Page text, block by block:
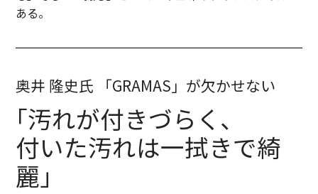
ある。
奥井 隆史氏 「GRAMAS」が欠かせない
｢汚れが付きづらく､
付いた汚れは一拭きで綺
麗｣